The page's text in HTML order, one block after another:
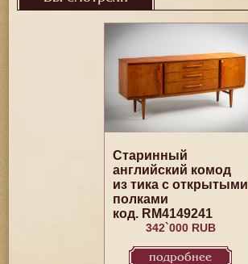
Старинный
английский комод
из тика с открытыми
полками
код. RM4149241
342`000 RUB
подробнее